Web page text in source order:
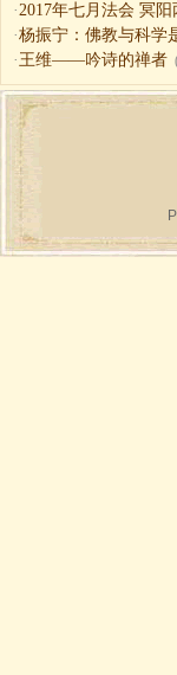
·2017年七月法会 冥
·杨振宁：佛教与科学
·王维——吟诗的禅者